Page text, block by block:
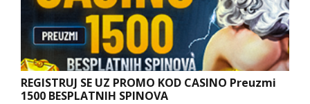
REGISTRUJ SE UZ PROMO KOD CASINO Preuzmi
1500 BESPLATNIH SPINOVA